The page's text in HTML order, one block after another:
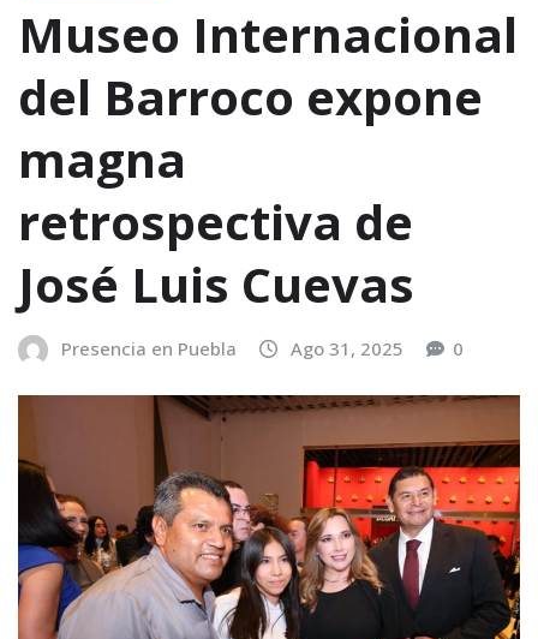
Museo Internacional
del Barroco expone
magna
retrospectiva de
José Luis Cuevas
Presencia en Puebla Ago 31, 2025 0